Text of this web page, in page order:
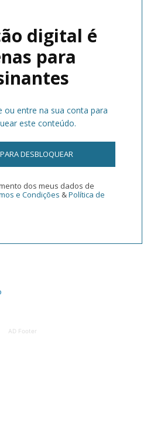
digital é
para
ou entre na sua conta para
este conteúdo.
DESBLOQUEAR
dos meus dados de
e Condições &Política de
AD Footer